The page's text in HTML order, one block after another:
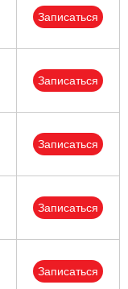
Записаться
Записаться
Записаться
Записаться
Записаться